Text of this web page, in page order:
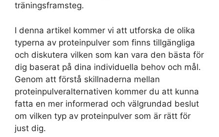
träningsframsteg.
I denna artikel kommer vi att utforska de olika
typerna av proteinpulver som finns tillgängliga
och diskutera vilken som kan vara den bästa för
dig baserat på dina individuella behov och mål.
Genom att förstå skillnaderna mellan
proteinpulveralternativen kommer du att kunna
fatta en mer informerad och välgrundad beslut
om vilken typ av proteinpulver som är rätt för
just dig.